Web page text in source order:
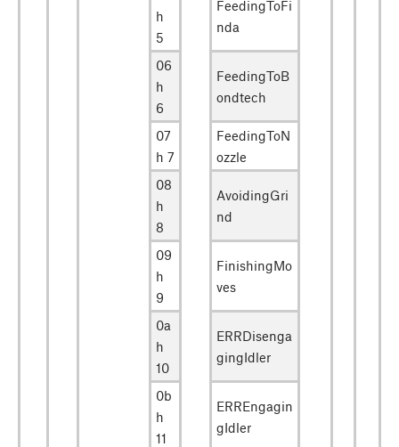
h
5
FeedingToFi
nda
06
h
6
FeedingToB
ondtech
07
h 7
FeedingToN
ozzle
08
h
8
AvoidingGri
nd
09
h
9
FinishingMo
ves
0a
h
10
ERRDisenga
gingIdler
0b
h
11
ERREngagin
gIdler